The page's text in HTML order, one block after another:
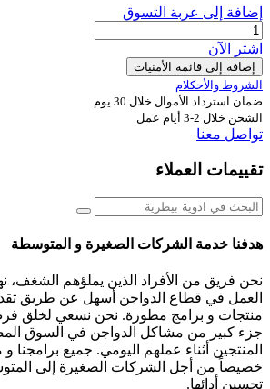
إضافة إلى عربة التسوق
اشترِ الآن
إضافة إلى قائمة الأمنيات
الشروط والأحكلام
ضمان استرداد الأموال خلال 30 يوم
الشحن خلال 2-3 أيام عمل
تواصل معنا
تقييمات العملاء
هدفنا خدمة الشركات الصغيرة و المتوسطة
نحن فريق من الأفراد الذين يملؤهم الشغف،
العمل في قطاع الدواجن أسهل عن طريق
منتجات و برامج مطورة. نحن نسعي لخلق
جزء كبير من مشاكل الدواجن في السوق
المنتجين أثناء عملهم اليومي. جميع برامجنا
خصيصاً من أجل الشركات الصغيرة إلى
تحسين أدائها.